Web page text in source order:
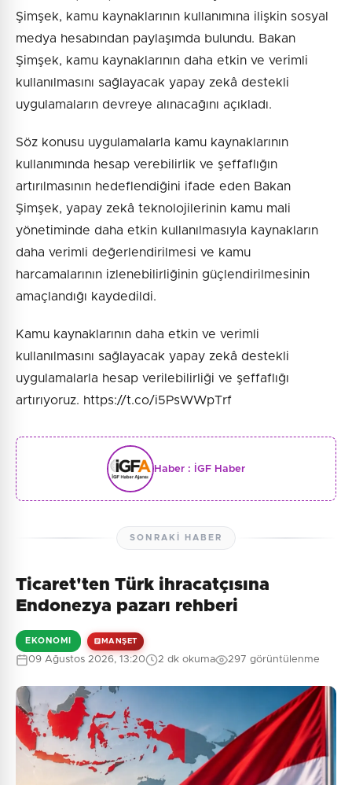
Şimşek, kamu kaynaklarının kullanımına ilişkin sosyal
medya hesabından paylaşımda bulundu. Bakan
Şimşek, kamu kaynaklarının daha etkin ve verimli
kullanılmasını sağlayacak yapay zekâ destekli
uygulamaların devreye alınacağını açıkladı.
Söz konusu uygulamalarla kamu kaynaklarının
kullanımında hesap verebilirlik ve şeffaflığın
artırılmasının hedeflendiğini ifade eden Bakan
Şimşek, yapay zekâ teknolojilerinin kamu mali
yönetiminde daha etkin kullanılmasıyla kaynakların
daha verimli değerlendirilmesi ve kamu
harcamalarının izlenebilirliğinin güçlendirilmesinin
amaçlandığı kaydedildi.
Kamu kaynaklarının daha etkin ve verimli
kullanılmasını sağlayacak yapay zekâ destekli
uygulamalarla hesap verilebilirliği ve şeffaflığı
artırıyoruz. https://t.co/i5PsWWpTrf
Haber : İGF Haber
SONRAKI HABER
Ticaret'ten Türk ihracatçısına
Endonezya pazarı rehberi
EKONOMI MANŞET
09 Ağustos 2026, 13:20 2 dk okuma 297 görüntülenme